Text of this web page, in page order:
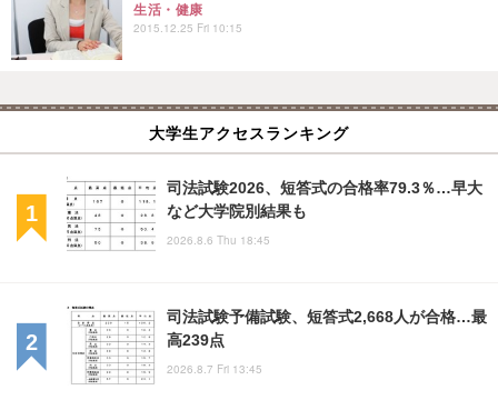
生活・健康
2015.12.25 Fri 10:15
大学生アクセスランキング
司法試験2026、短答式の合格率79.3％…早大
など大学院別結果も
2026.8.6 Thu 18:45
司法試験予備試験、短答式2,668人が合格…最
高239点
2026.8.7 Fri 13:45